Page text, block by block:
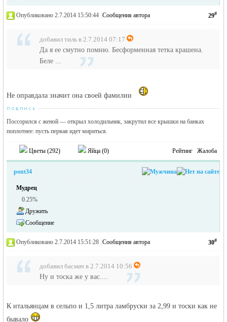
29#
Опубликовано 2.7.2014 15:50:44 Сообщения автора
добавил тиль в 2.7.2014 07:17
Да я ее смутно помню. Бесформенная тетка крашена.
Беле ...
Не оправдала значит она своей фамилии
Поссорился с женой — открыл холодильник, закрутил все крышки на банках
поплотнее: пусть первая идет мириться.
Цветы (292) Яйца (0) Рейтинг Жалоба
pont34
Мудрец
0.25%
Дружить
Сообщение
30#
Опубликовано 2.7.2014 15:51:28 Сообщения автора
добавил басмач в 2.7.2014 10:56
Ну и тоска же у вас....
К итальянцам в сельпо и 1,5 литра ламбруски за 2,99 и тоски как не
бывало